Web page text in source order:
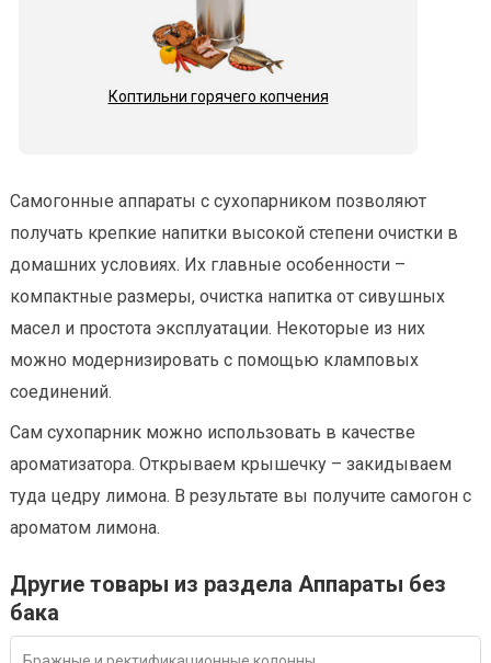
Коптильни горячего копчения
Самогонные аппараты с сухопарником позволяют
получать крепкие напитки высокой степени очистки в
домашних условиях. Их главные особенности –
компактные размеры, очистка напитка от сивушных
масел и простота эксплуатации. Некоторые из них
можно модернизировать с помощью кламповых
соединений.
Сам сухопарник можно использовать в качестве
ароматизатора. Открываем крышечку – закидываем
туда цедру лимона. В результате вы получите самогон с
ароматом лимона.
Другие товары из раздела Аппараты без
бака